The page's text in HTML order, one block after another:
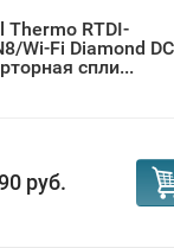
Thermo RTDI-
Wi-Fi Diamond DC
спли...
руб.